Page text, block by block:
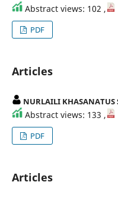
Abstract views: 102 ,
PDF
Articles
NURLAILI KHASANATUS
Abstract views: 133 ,
PDF
Articles